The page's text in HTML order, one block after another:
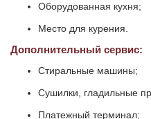
Оборудованная кухня;
Место для курения.
Дополнительный сервис:
Стиральные машины;
Сушилки, гладильные
Платежный терминал;